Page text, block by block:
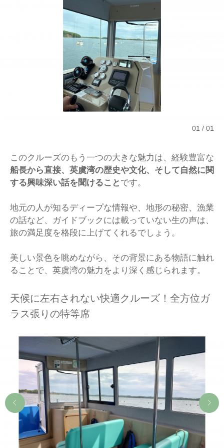
01 01
このクルーズのもう一つの大きな魅力は、経験豊富な
船長から直接、英虞湾の歴史や文化、そして自然に関
する興味深い話を聞けること です。
地元の人が知るディープな情報や、地形の秘密、漁業
の話など、ガイドブックには載っていない生の声は、
旅の満足度を格段に上げてくれるでしょう。
美しい景色を眺めながら、その背景にある物語に触れ
ることで、英虞湾の魅力をより深く感じられます。
天候に左右されない快適クルーズ！全方位ガ
ラス張りの特等席